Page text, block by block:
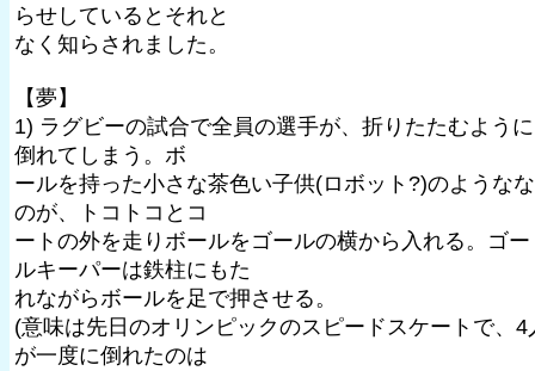
らせしているとそれと
なく知らされました。
【夢】
1) ラグビーの試合で全員の選手が、折りたたむように
倒れてしまう。ボ
ールを持った小さな茶色い子供(ロボット?)のようなな
のが、トコトコとコ
ートの外を走りボールをゴールの横から入れる。ゴー
ルキーパーは鉄柱にもた
れながらボールを足で押させる。
(意味は先日のオリンピックのスピードスケートで、4
が一度に倒れたのは